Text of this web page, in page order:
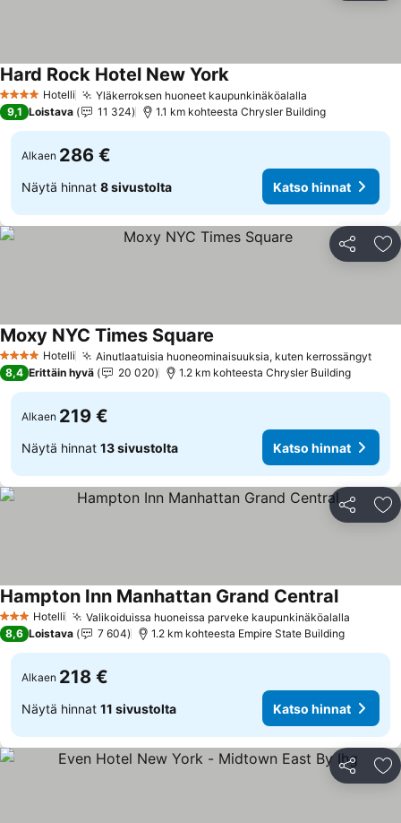
4 Tähtiluokitus
Hotelli Yläkerroksen huoneet kaupunkinäköalalla
Hard Rock Hotel New YorkKatso hinnat
9,1 Loistava 11 324 1.1 km kohteesta Chrysler Building
Alkaen 286 €
Näytä hinnat 8 sivustolta Katso hinnat
Jaa
4 Tähtiluokitus
Hotelli Ainutlaatuisia huoneominaisuuksia, kuten kerrossängyt
Moxy NYC Times Square
8,4 Erittäin hyvä 20 020 1.2 km kohteesta Chrysler Building
Alkaen 219 €
Näytä hinnat 13 sivustolta Katso hinnat
Jaa
3 Tähtiluokitus
Hotelli Valikoiduissa huoneissa parveke kaupunkinäköalalla
Hampton Inn Manhattan Grand CentralKatso
8,6 Loistava 7 604 1.2 km kohteesta Empire State Building
Alkaen 218 €
Näytä hinnat 11 sivustolta Katso hinnat
Jaa